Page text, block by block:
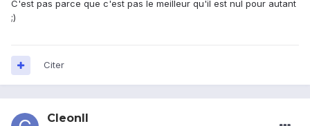
C'est pas parce que c'est pas le meilleur qu'il est nul pour autant
;)
Citer
CleonII